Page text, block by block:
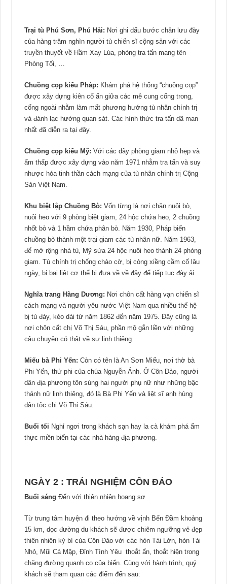
Trại tù Phú Sơn, Phú Hải: Nơi ghi dấu bước chân lưu đày
của hàng trăm nghìn người tù chiến sĩ cộng sản với các
truyền thuyết về Hầm Xay Lúa, phòng tra tấn mang tên
Phòng Tối, …
Chuồng cọp kiểu Pháp: Khám phá hệ thống “chuồng cọp”
được xây dựng kiên cố ẩn giữa các mê cung cổng trong,
cổng ngoài nhằm làm mất phương hướng tù nhân chính trị
và đánh lạc hướng quan sát. Các hình thức tra tấn dã man
nhất đã diễn ra tại đây.
Chuồng cọp kiểu Mỹ: Với các dãy phòng giam nhỏ hẹp và
ẩm thấp được xây dựng vào năm 1971 nhằm tra tấn và suy
nhược hóa tinh thần cách mạng của tù nhân chính trị Cộng
Sản Việt Nam.
Khu biệt lập Chuồng Bò: Vốn từng là nơi chăn nuôi bò,
nuôi heo với 9 phòng biệt giam, 24 hộc chứa heo, 2 chuồng
nhốt bò và 1 hầm chứa phân bò. Năm 1930, Pháp biến
chuồng bò thành một trại giam các tù nhân nữ. Năm 1963,
để mở rộng nhà tù, Mỹ sửa 24 hộc nuôi heo thành 24 phòng
giam. Tù chính trị chống chào cờ, bị còng xiềng cầm cố lâu
ngày, bị bại liệt cơ thể bị đưa về về đây để tiếp tục đày ải.
Nghĩa trang Hàng Dương: Nơi chôn cất hàng vạn chiến sĩ
cách mạng và người yêu nước Việt Nam qua nhiều thế hệ
bị tù đày, kéo dài từ năm 1862 đến năm 1975. Đây cũng là
nơi chôn cất chị Võ Thị Sáu, phần mộ gắn liền với những
câu chuyện có thật về sự linh thiêng.
Miếu bà Phi Yến: Còn có tên là An Sơn Miếu, nơi thờ bà
Phi Yến, thứ phi của chúa Nguyễn Ánh. Ở Côn Đảo, người
dân địa phương tôn sùng hai người phụ nữ như những bậc
thánh nữ linh thiêng, đó là Bà Phi Yến và liệt sĩ anh hùng
dân tộc chị Võ Thị Sáu.
Buổi tối Nghỉ ngơi trong khách sạn hay la cà khám phá ẩm
thực miền biển tại các nhà hàng địa phương.
NGÀY 2 : TRẢI NGHIỆM CÔN ĐẢO
Buổi sáng Đến với thiên nhiên hoang sơ
Từ trung tâm huyện đi theo hướng về vịnh Bến Đầm khoảng
15 km, dọc đường du khách sẽ được chiêm ngưỡng vẻ đẹp
thiên nhiên kỳ bí của Côn Đảo với các hòn Tài Lớn, hòn Tài
Nhỏ, Mũi Cá Mập, Đỉnh Tình Yêu thoắt ẩn, thoắt hiện trong
chặng đường quanh co của biển. Cùng với hành trình, quý
khách sẽ tham quan các điểm đến sau: